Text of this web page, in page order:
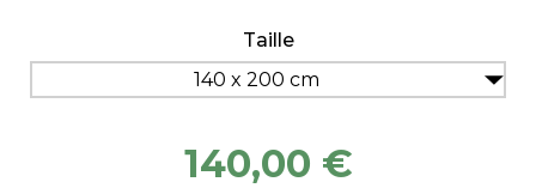
Taille
140 x 200 cm
140,00 €